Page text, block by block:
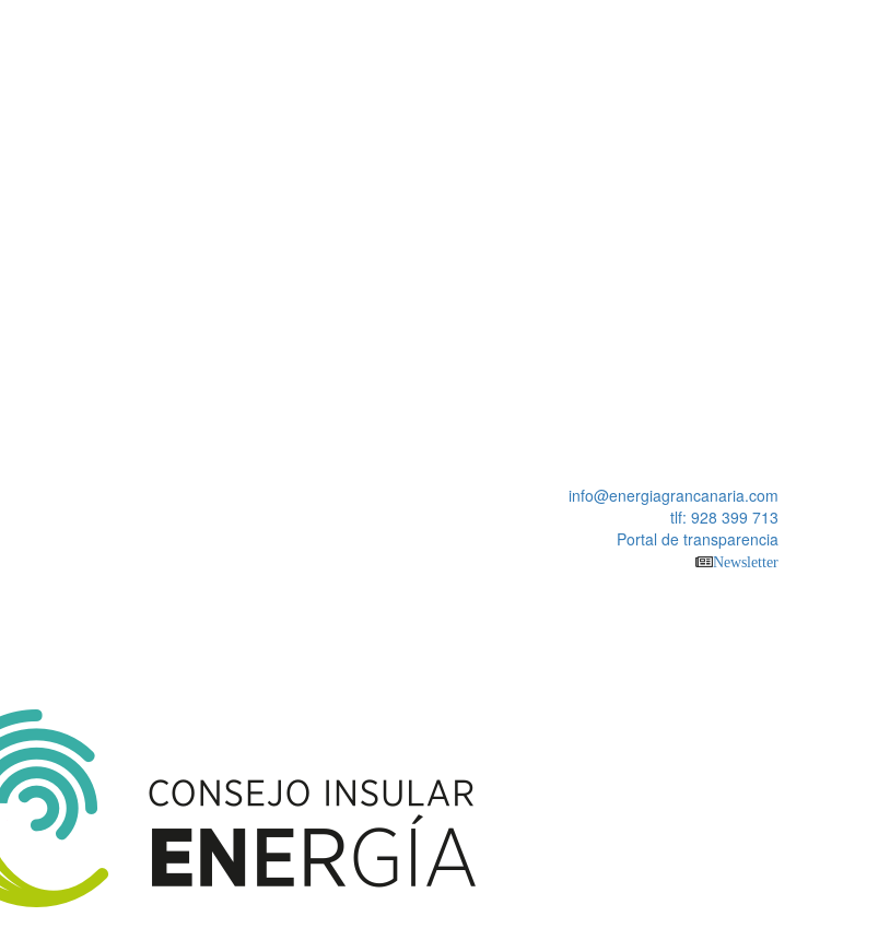
info@energiagrancanaria.com
tlf: 928 399 713
Portal de transparencia
Newsletter